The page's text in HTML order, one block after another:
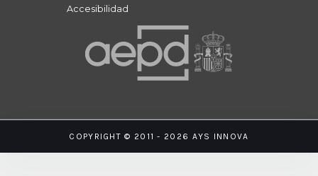
Accesibilidad
COPYRIGHT © 2011 - 2026 AYS INNOVA